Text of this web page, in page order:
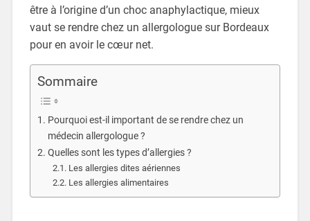
être à l’origine d’un choc anaphylactique, mieux
vaut se rendre chez un allergologue sur Bordeaux
pour en avoir le cœur net.
Sommaire
Pourquoi est-il important de se rendre chez un
médecin allergologue ?
Quelles sont les types d’allergies ?
Les allergies dites aériennes
Les allergies alimentaires